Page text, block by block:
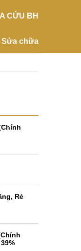
CỨU BH
Sửa chữa
Rẻ